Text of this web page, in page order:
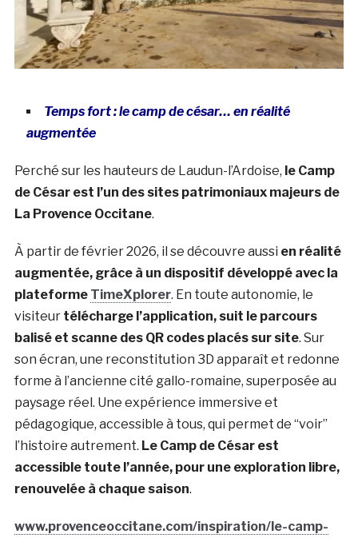
Temps fort : le camp de césar… en réalité
augmentée
Perché sur les hauteurs de Laudun-l’Ardoise, le Camp
de César est l’un des sites patrimoniaux majeurs de
La Provence Occitane.
À partir de février 2026, il se découvre aussi en réalité
augmentée, grâce à un dispositif développé avec la
plateforme TimeXplorer. En toute autonomie, le
visiteur télécharge l’application, suit le parcours
balisé et scanne des QR codes placés sur site. Sur
son écran, une reconstitution 3D apparaît et redonne
forme à l’ancienne cité gallo-romaine, superposée au
paysage réel. Une expérience immersive et
pédagogique, accessible à tous, qui permet de “voir”
l’histoire autrement. Le Camp de César est
accessible toute l’année, pour une exploration libre,
renouvelée à chaque saison.
www.provenceoccitane.com/inspiration/le-camp-